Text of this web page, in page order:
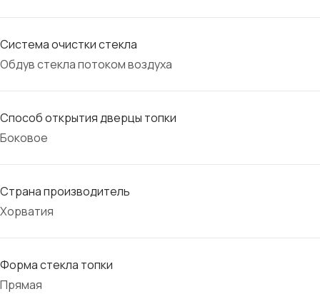
Система очистки стекла
Обдув стекла потоком воздуха
Способ открытия дверцы топки
Боковое
Страна производитель
Хорватия
Форма стекла топки
Прямая